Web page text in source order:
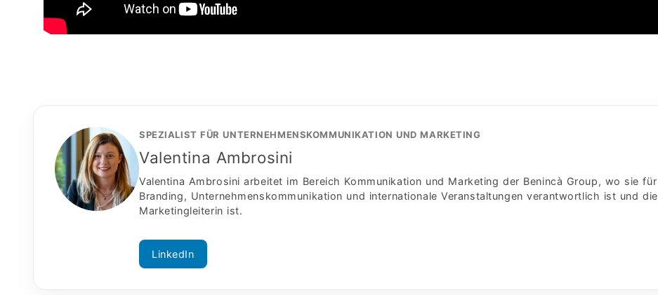
SPEZIALIST FÜR UNTERNEHMENSKOMMUNIKATION UND MARKETING
Valentina Ambrosini
Valentina Ambrosini arbeitet im Bereich Kommunikation und Marketing der Benincà Group, wo sie für
Branding, Unternehmenskommunikation und internationale Veranstaltungen verantwortlich ist und die
Marketingleiterin ist.
LinkedIn